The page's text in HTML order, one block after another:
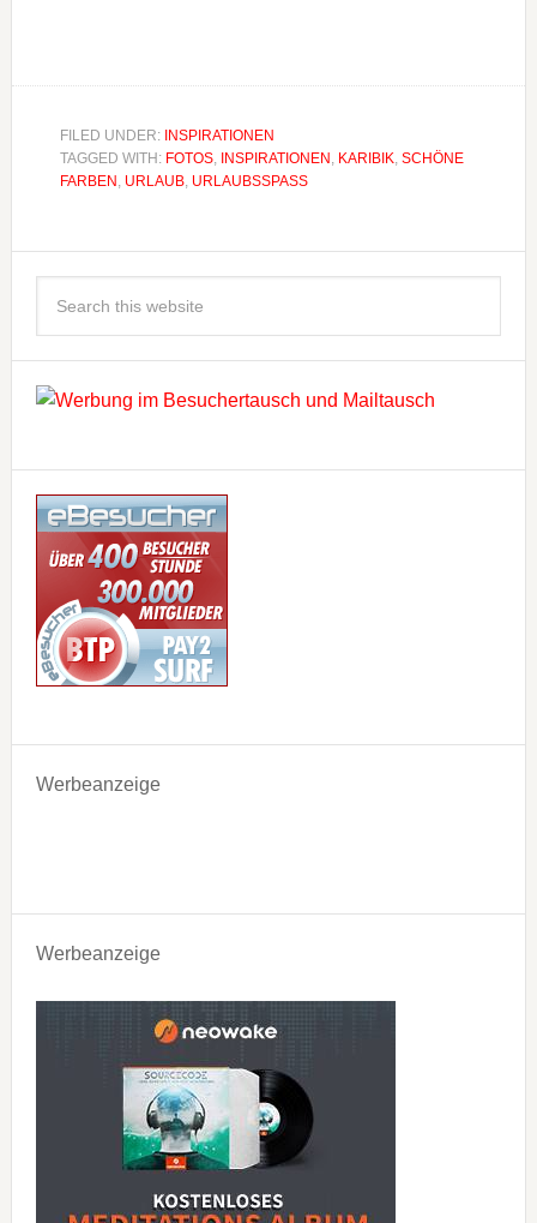
FILED UNDER: INSPIRATIONEN
TAGGED WITH: FOTOS, INSPIRATIONEN , KARIBIK, SCHÖNE
FARBEN , URLAUB, URLAUBSSPASS
Werbeanzeige
Werbeanzeige